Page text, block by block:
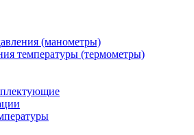
(манометры)
температуры (термометры)